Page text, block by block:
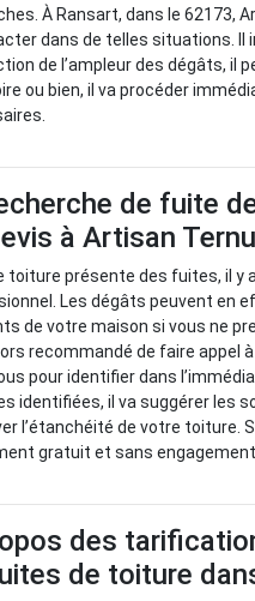
À Ransart, dans le 62173,
dans de telles situations. Il
de l’ampleur des dégâts, il
ou bien, il va procéder
de fuite
à Artisan
toiture présente des fuites, il y
Les dégâts peuvent en
de votre maison si vous ne
recommandé de faire appel
pour identifier dans
identifiées, il va suggérer les
l’étanchéité de votre toiture.
gratuit et sans engagement.
des
de toiture